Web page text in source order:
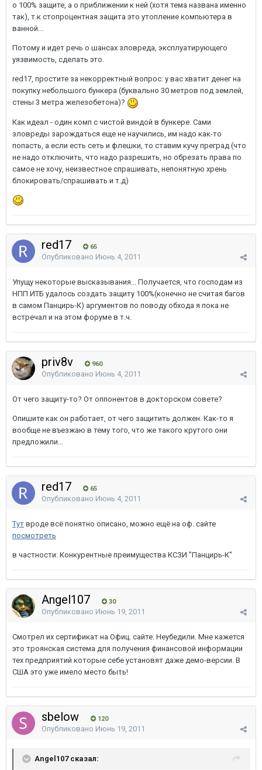
о 100% защите, а о приближении к ней (хотя тема названа именно
так), т.к стопроцентная защита это утопление компьютера в
ванной...
Потому и идет речь о шансах зловреда, эксплуатирующего
уязвимость, сделать это.
red17, простите за некорректный вопрос: у вас хватит денег на
покупку небольшого бункера (буквально 30 метров под землей,
стены 3 метра железобетона)?
Как идеал - один комп с чистой виндой в бункере. Сами
зловреды зарождаться еще не научились, им надо как-то
попасть, а если есть сеть и флешки, то ставим кучу преград (что
не надо отключить, что надо разрешить, но обрезать права по
самое не хочу, неизвестное спрашивать, непонятную хрень
блокировать/спрашивать и т.д)
red17 65
Опубликовано Июнь 4, 2011
Упущу некоторые высказывания... Получается, что господам из
НПП ИТБ удалось создать защиту 100%(конечно не считая багов
в самом Панцирь-К) аргументов по поводу обхода я пока не
встречал и на этом форуме в т.ч.
priv8v 960
Опубликовано Июнь 4, 2011
От чего защиту-то? От оппонентов в докторском совете?
Опишите как он работает, от чего защитить должен. Как-то я
вообще не въезжаю в тему того, что же такого крутого они
предложили...
red17 65
Опубликовано Июнь 4, 2011
Тут вроде всё понятно описано, можно ещё на оф. сайте
посмотреть
в частности: Конкурентные преимущества КСЗИ "Панцирь-К"
Angel107 30
Опубликовано Июнь 19, 2011
Смотрел их сертификат на Офиц. сайте. Неубедили. Мне кажется
это троянская система для получения финансовой информации
тех предприятий которые себе установят даже демо-версии. В
США это уже имело место быть!
sbelow 120
Опубликовано Июнь 19, 2011
Angel107 сказал: